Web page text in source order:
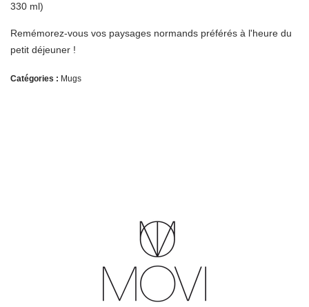
330 ml)
Remémorez-vous vos paysages normands préférés à l'heure du
petit déjeuner !
Catégories : Mugs